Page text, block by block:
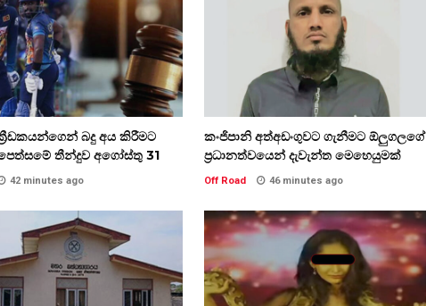
බදු අය කිරීමට
තීන්දුව අගෝස්තු 31
42 minutes ago
කංජිපානි අත්අඩංගුවට ගැනීමට ඕලුගලගේ
ප්‍රධානත්වයෙන් දැවැන්ත මෙහෙයුමක්
Off Road 46 minutes ago